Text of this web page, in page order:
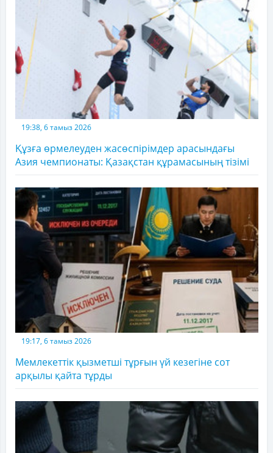
19:38, 6 тамыз 2026
Құзға өрмелеуден жасөспірімдер арасындағы
Азия чемпионаты: Қазақстан құрамасының тізімі
19:17, 6 тамыз 2026
Мемлекеттік қызметші тұрғын үй кезегіне сот
арқылы қайта тұрды